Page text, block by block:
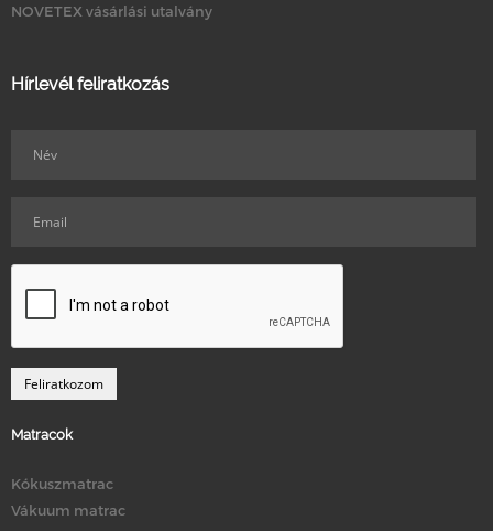
NOVETEX vásárlási utalvány
Hírlevél feliratkozás
Matracok
Kókuszmatrac
Vákuum matrac